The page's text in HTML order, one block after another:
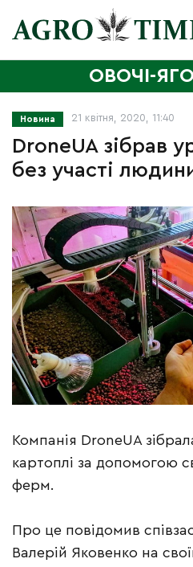
ОВОЧІ-
Новина 21 квітня, 2020, 11:40
DroneUA зібрав
без участі
Компанія DroneUA
картоплі за допомогою
ферм.
Про це повідомив
Валерій Яковенко на